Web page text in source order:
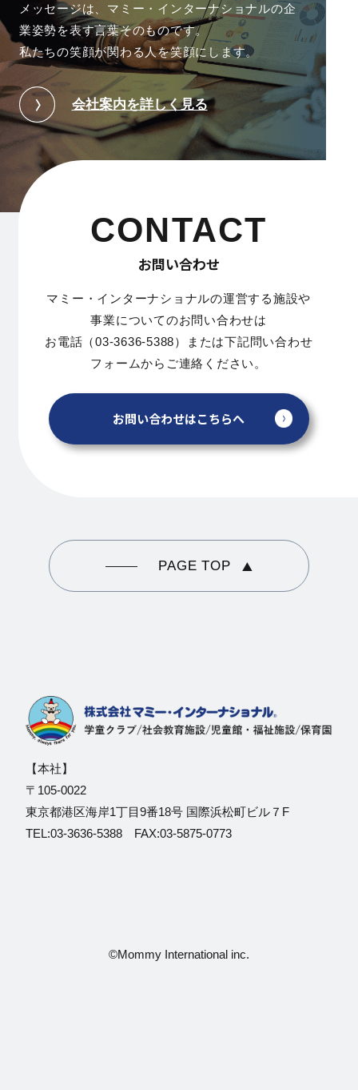
メッセージは、 マミー・インターナショナルの企
業姿勢を表す言葉そのものです。
私たちの笑顔が関わる人を笑顔にします。
会社案内を詳しく見る
CONTACT
お問い合わせ
マミー・インターナショナルの運営する施設や
事業についてのお問い合わせは
お電話（03-3636-5388）または下記問い合わせ
フォームからご連絡ください。
お問い合わせはこちらへ
PAGE TOP
【本社】
〒105-0022
東京都港区海岸1丁目9番18号 国際浜松町ビル７F
TEL:03-3636-5388 FAX:03-5875-0773
©Mommy International inc.